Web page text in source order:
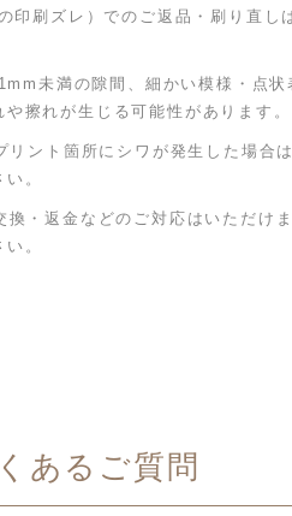
印刷ズレ）でのご返品・刷り直し
未満の隙間、細かい模様・点状
擦れが生じる可能性があります。
リント箇所にシワが発生した場合
。
・返金などのご対応はいただけ
。
あるご質問